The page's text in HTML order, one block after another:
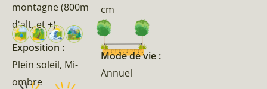
montagne (800m
d'alt, et +)
Exposition :
Plein soleil, Mi-
ombre
cm
Mode de vie :
Annuel